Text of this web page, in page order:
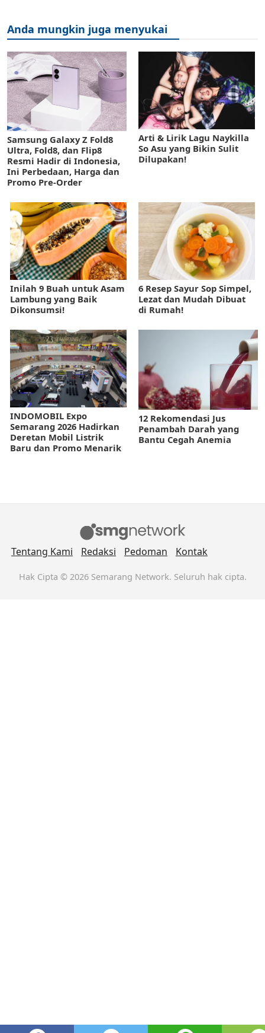
Anda mungkin juga menyukai
Samsung Galaxy Z Fold8
Ultra, Fold8, dan Flip8
Resmi Hadir di Indonesia,
Ini Perbedaan, Harga dan
Promo Pre-Order
Arti & Lirik Lagu Naykilla
So Asu yang Bikin Sulit
Dilupakan!
Inilah 9 Buah untuk Asam
Lambung yang Baik
Dikonsumsi!
6 Resep Sayur Sop Simpel,
Lezat dan Mudah Dibuat
di Rumah!
INDOMOBIL Expo
Semarang 2026 Hadirkan
Deretan Mobil Listrik
Baru dan Promo Menarik
12 Rekomendasi Jus
Penambah Darah yang
Bantu Cegah Anemia
Tentang Kami Redaksi Pedoman Kontak
Hak Cipta © 2026 Semarang Network. Seluruh hak cipta.